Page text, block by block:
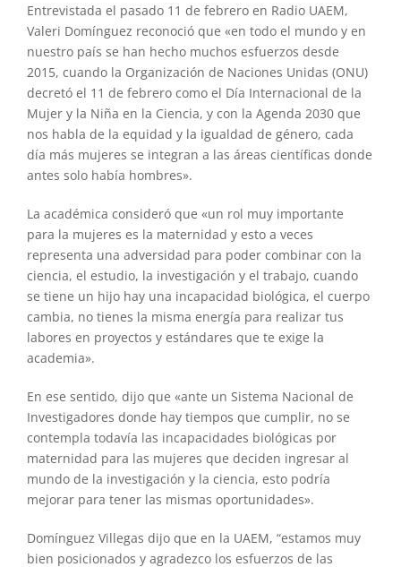
Entrevistada el pasado 11 de febrero en Radio UAEM,
Valeri Domínguez reconoció que «en todo el mundo y en
nuestro país se han hecho muchos esfuerzos desde
2015, cuando la Organización de Naciones Unidas (ONU)
decretó el 11 de febrero como el Día Internacional de la
Mujer y la Niña en la Ciencia, y con la Agenda 2030 que
nos habla de la equidad y la igualdad de género, cada
día más mujeres se integran a las áreas científicas donde
antes solo había hombres».
La académica consideró que «un rol muy importante
para la mujeres es la maternidad y esto a veces
representa una adversidad para poder combinar con la
ciencia, el estudio, la investigación y el trabajo, cuando
se tiene un hijo hay una incapacidad biológica, el cuerpo
cambia, no tienes la misma energía para realizar tus
labores en proyectos y estándares que te exige la
academia».
En ese sentido, dijo que «ante un Sistema Nacional de
Investigadores donde hay tiempos que cumplir, no se
contempla todavía las incapacidades biológicas por
maternidad para las mujeres que deciden ingresar al
mundo de la investigación y la ciencia, esto podría
mejorar para tener las mismas oportunidades».
Domínguez Villegas dijo que en la UAEM, “estamos muy
bien posicionados y agradezco los esfuerzos de las